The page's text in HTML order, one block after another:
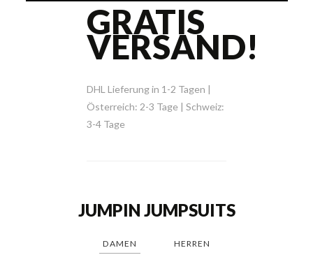
GRATIS
VERSAND!
DHL Lieferung in 1-2 Tagen |
Österreich: 2-3 Tage | Schweiz:
3-4 Tage
JUMPIN JUMPSUITS
DAMEN HERREN